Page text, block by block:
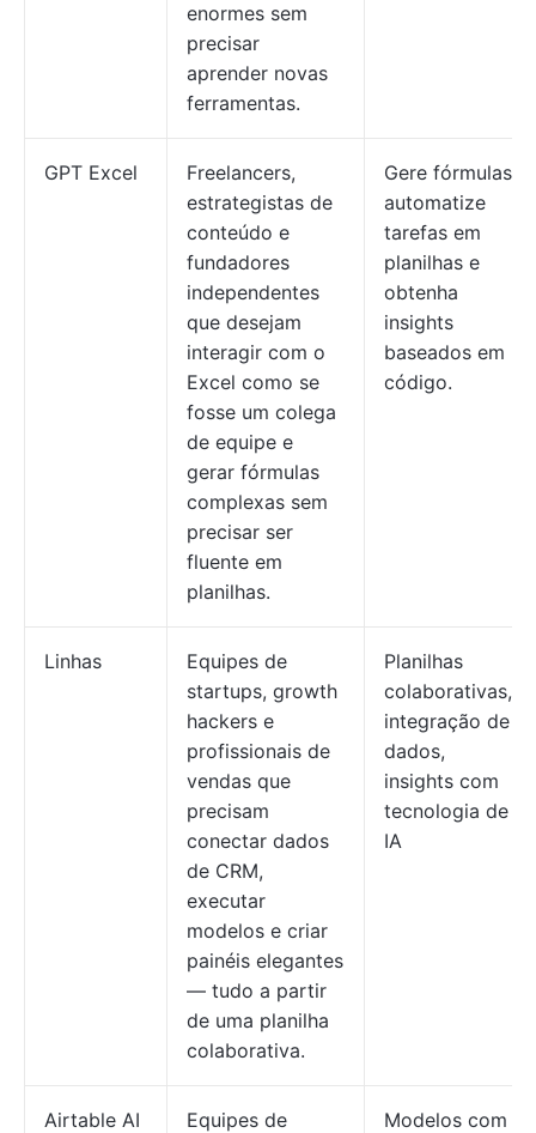
enormes sem
precisar
aprender novas
ferramentas.
GPT Excel
Freelancers,
estrategistas de
conteúdo e
fundadores
independentes
que desejam
interagir com o
Excel como se
fosse um colega
de equipe e
gerar fórmulas
complexas sem
precisar ser
fluente em
planilhas.
Gere fórmulas,
automatize
tarefas em
planilhas e
obtenha
insights
baseados em
código.
Linhas
Equipes de
startups, growth
hackers e
profissionais de
vendas que
precisam
conectar dados
de CRM,
executar
modelos e criar
painéis elegantes
— tudo a partir
de uma planilha
colaborativa.
Planilhas
colaborativas,
integração de
dados,
insights com
tecnologia de
IA
Airtable AI
Equipes de
Modelos com